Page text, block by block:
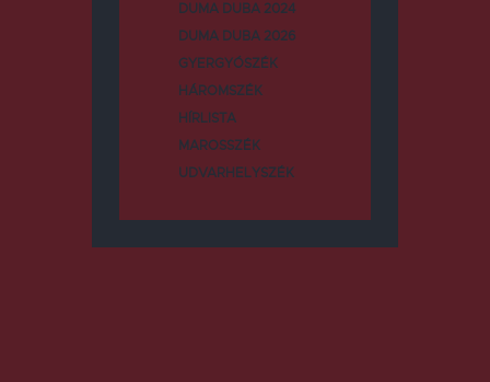
DUMA DUBA 2024
DUMA DUBA 2026
GYERGYÓSZÉK
HÁROMSZÉK
HÍRLISTA
MAROSSZÉK
UDVARHELYSZÉK